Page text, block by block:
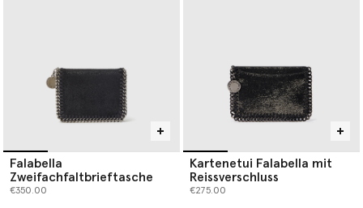
Falabella
Zweifachfaltbrieftasche
€350.00
Kartenetui Falabella mit
Reissverschluss
€275.00